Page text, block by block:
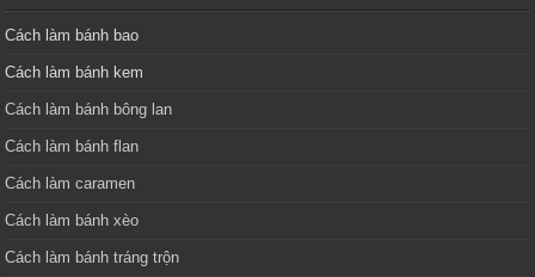
Cách làm bánh bao
Cách làm bánh kem
Cách làm bánh bông lan
Cách làm bánh flan
Cách làm caramen
Cách làm bánh xèo
Cách làm bánh tráng trộn